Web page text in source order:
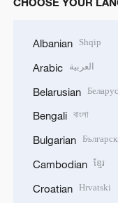
Albanian Shqip
Arabic العربية
Belarusian
Bengali বাংলা
Bulgarian
Cambodian ខ្មែរ
Croatian Hrvatski